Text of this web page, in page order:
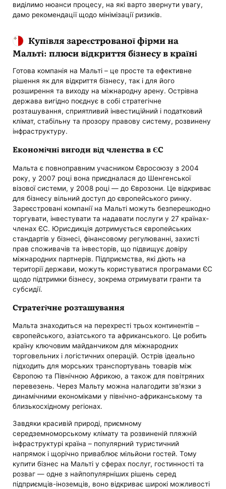
виділимо нюанси процесу, на які варто звернути увагу,
дамо рекомендації щодо мінімізації ризиків.
Купівля зареєстрованої фірми на
Мальті: плюси відкриття бізнесу в країні
Готова компанія на Мальті – це просте та ефективне
рішення як для відкриття бізнесу, так і для його
розширення та виходу на міжнародну арену. Острівна
держава вигідно поєднує в собі стратегічне
розташування, сприятливий інвестиційний і податковий
клімат, стабільну та прозору правову систему, розвинену
інфраструктуру.
Економічні вигоди від членства в ЄС
Мальта є повноправним учасником Євросоюзу з 2004
року, у 2007 році вона приєдналася до Шенгенської
візової системи, у 2008 році — до Єврозони. Це відкриває
для бізнесу вільний доступ до європейського ринку.
Зареєстровані компанії на Мальті можуть безперешкодно
торгувати, інвестувати та надавати послуги у 27 країнах-
членах ЄС. Юрисдикція дотримується європейських
стандартів у бізнесі, фінансовому регулюванні, захисті
прав споживачів та інвесторів, що підвищує довіру
міжнародних партнерів. Підприємства, які діють на
території держави, можуть користуватися програмами ЄС
щодо підтримки бізнесу, зокрема отримувати гранти та
субсидії.
Стратегічне розташування
Мальта знаходиться на перехресті трьох континентів –
європейського, азіатського та африканського. Це робить
країну ключовим майданчиком для міжнародних
торговельних і логістичних операцій. Острів ідеально
підходить для морських транспортувань товарів між
Європою та Північною Африкою, а також для повітряних
перевезень. Через Мальту можна налагодити зв'язки з
динамічними економіками у північно-африканському та
близькосхідному регіонах.
Завдяки красивій природі, приємному
середземноморському клімату та розвиненій пляжній
інфраструктурі країна – популярний туристичний
напрямок і щорічно приваблює мільйони гостей. Тому
купити бізнес на Мальті у сферах послуг, гостинності та
розваг — одне з найпопулярніших рішень серед
підприємців-іноземців, воно відкриває широкі можливості